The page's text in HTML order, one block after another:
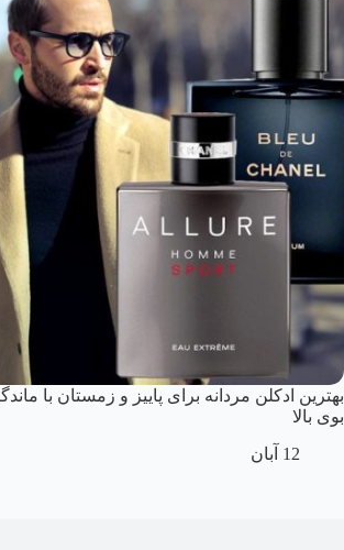
بهترین ادکلن مردانه برای پاییز و زمستان با
بوی بالا
12 آبان